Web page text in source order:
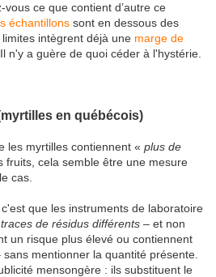
vous ce que contient d’autre ce
échantillons sont en dessous des
intègrent déjà une marge de
n'y a guère de quoi céder à l'hystérie.
en québécois)
les myrtilles contiennent « plus de
fruits, cela semble être une mesure
cas.
que les instruments de laboratoire
de résidus différents – et non
un risque plus élevé ou contiennent
mentionner la quantité présente.
mensongère : ils substituent le